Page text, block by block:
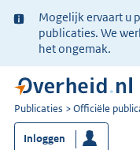
Ter
informatie:
Mogelijk ervaart u
publicaties. We
het ongemak.
U
bent
nu
Publicaties Officiële
Inloggen